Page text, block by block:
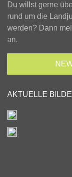
Du willst gerne
rund um die
werden? Dann
an.
AKTUELLE